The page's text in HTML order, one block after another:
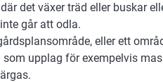
det växer träd eller buskar
går att odla.
eller ett
upplag för exempelvis